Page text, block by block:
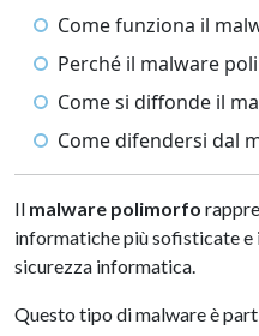
Come funziona il
Perché il malware
Come si diffonde il
Come difendersi dal
Il malware polimorfo
informatiche più sofisticate e
sicurezza informatica.
Questo tipo di malware è